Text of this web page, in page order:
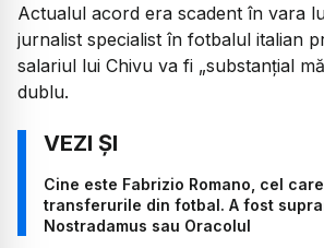
Actualul acord era scadent în vara
jurnalist specialist în fotbalul italian
salariul lui Chivu va fi „substanțial
dublu.
Cine este Fabrizio Romano, cel
transferurile din fotbal. A fost
Nostradamus sau Oracolul